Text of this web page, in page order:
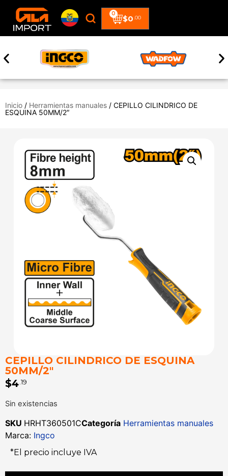
$0 .00
0
Inicio / Herramientas manuales / CEPILLO CILINDRICO DE
ESQUINA 50MM/2″
CEPILLO CILINDRICO DE ESQUINA
50MM/2″
$4.19
Sin existencias
SKU HRHT360501CCategoría Herramientas manuales
Marca: Ingco
*El precio incluye IVA